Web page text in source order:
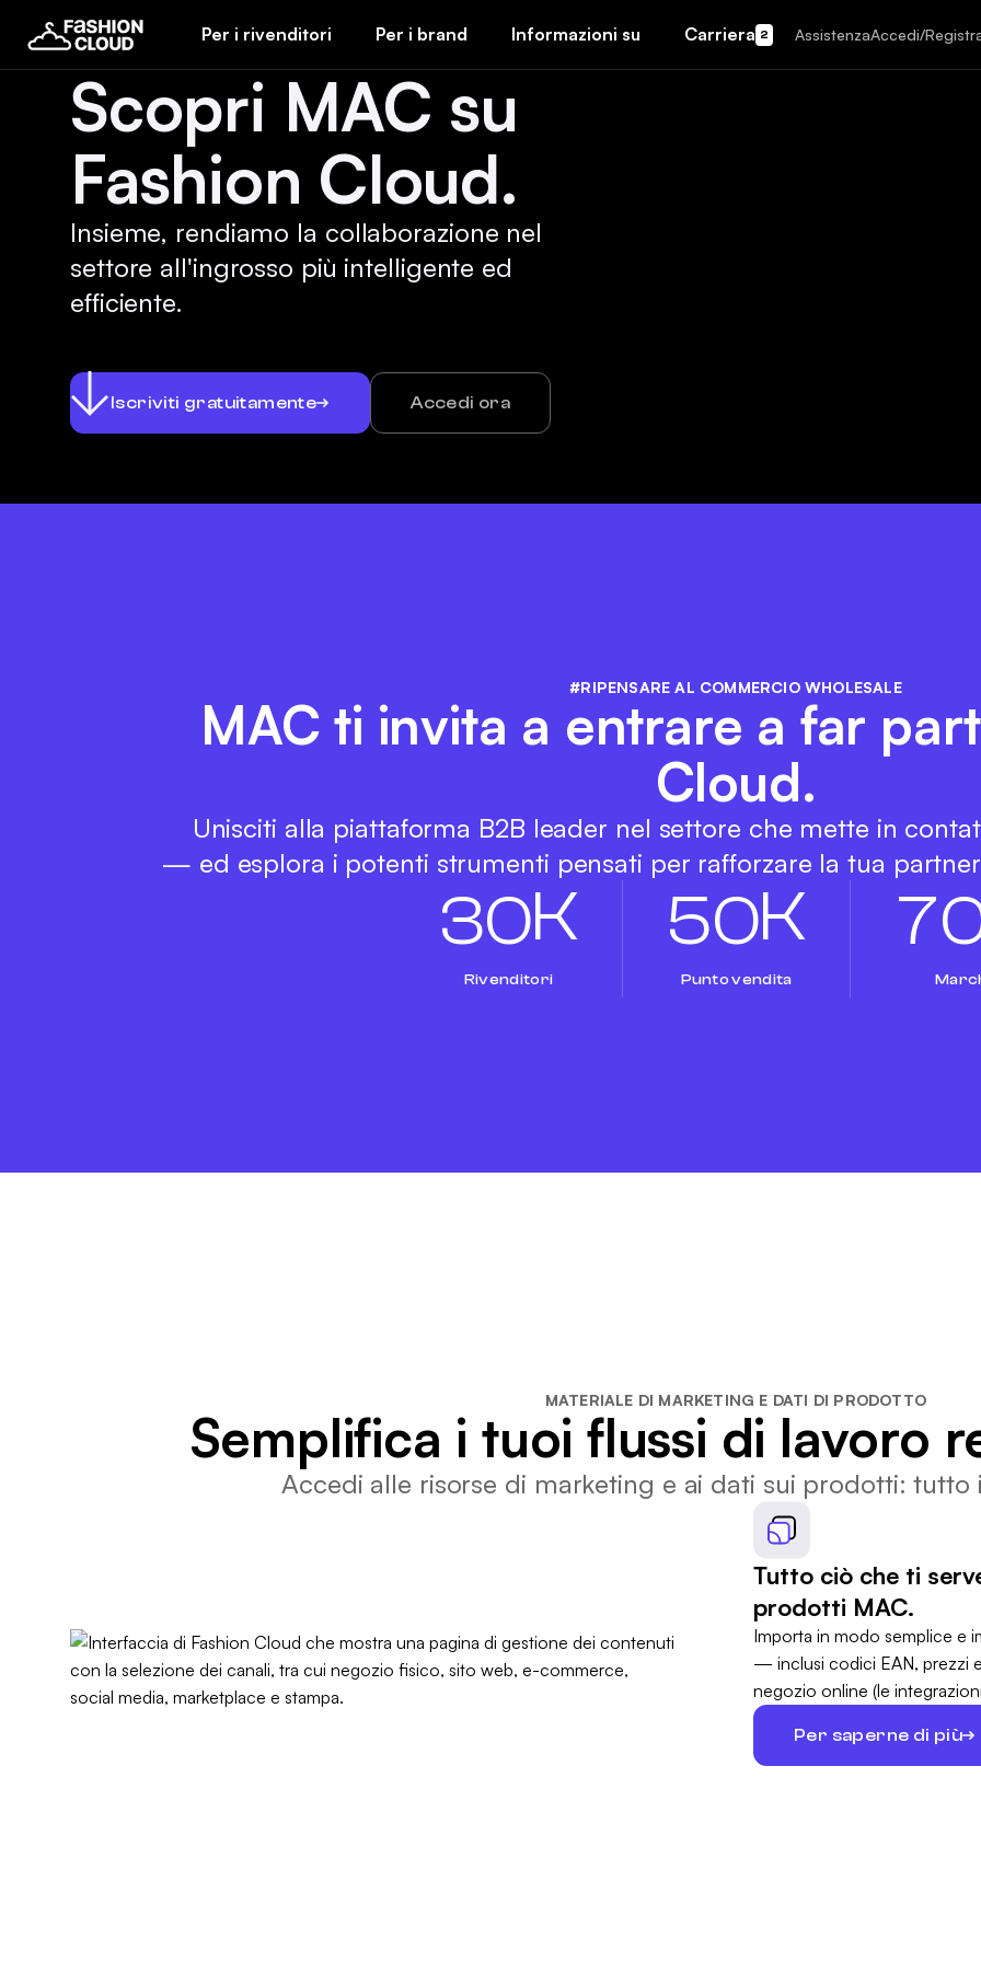
Per i rivenditori Per i brand Informazioni su Carriera 2 AssistenzaAccedi/
Scopri MAC su
Fashion Cloud.
Insieme, rendiamo la collaborazione nel
settore all'ingrosso più intelligente ed
efficiente.
Iscriviti gratuitamente Accedi ora
#RIPENSARE AL COMMERCIO WHOLESALE
MAC ti invita a entrare a far
Cloud.
Unisciti alla piattaforma B2B leader nel settore che mette in
— ed esplora i potenti strumenti pensati per rafforzare la tua
30K
Rivenditori
50K
Punto vendita
7
MATERIALE DI MARKETING E DATI DI PRODOTTO
Semplifica i tuoi flussi di lavoro
Accedi alle risorse di marketing e ai dati sui prodotti: tutto
Tutto ciò che ti
prodotti MAC.
Importa in modo semplice e
— inclusi codici EAN, prezzi
negozio online (le
Per saperne di più